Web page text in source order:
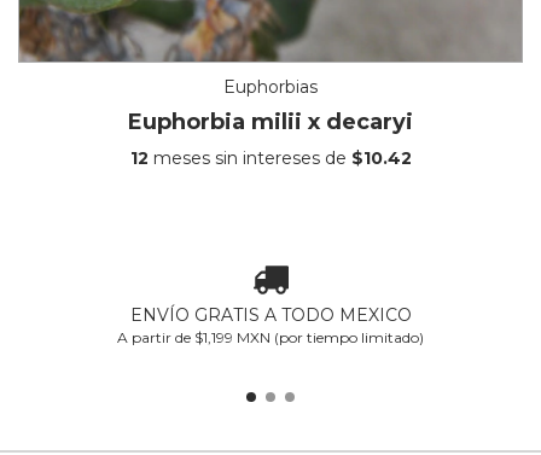
Euphorbias
Euphorbia milii x decaryi
12 meses sin intereses de $10.42
ENVÍO GRATIS A TODO MEXICO
A partir de $1,199 MXN (por tiempo limitado)